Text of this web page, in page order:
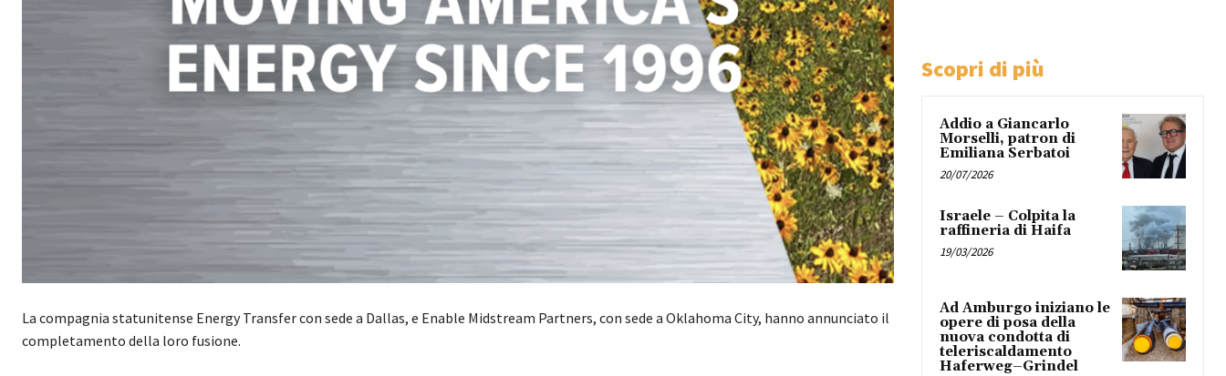
La compagnia statunitense Energy Transfer con sede a Dallas, e Enable Midstream Partners, con sede a Oklahoma City, hanno annunciato il
completamento della loro fusione.
Scopri di più
Addio a Giancarlo
Morselli, patron di
Emiliana Serbatoi
20/07/2026
Israele – Colpita la
raffineria di Haifa
19/03/2026
Ad Amburgo iniziano le
opere di posa della
nuova condotta di
teleriscaldamento
Haferweg–Grindel